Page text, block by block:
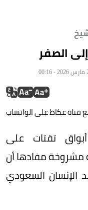
الصفر
قناة عكاظ على الواتساب
تقتات على
مشروخة مفادها أن
الإنسان السعودي